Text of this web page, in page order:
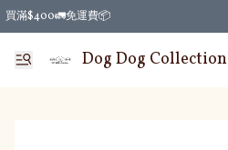
買滿$400🚛免運費📦
Dog Dog Collection